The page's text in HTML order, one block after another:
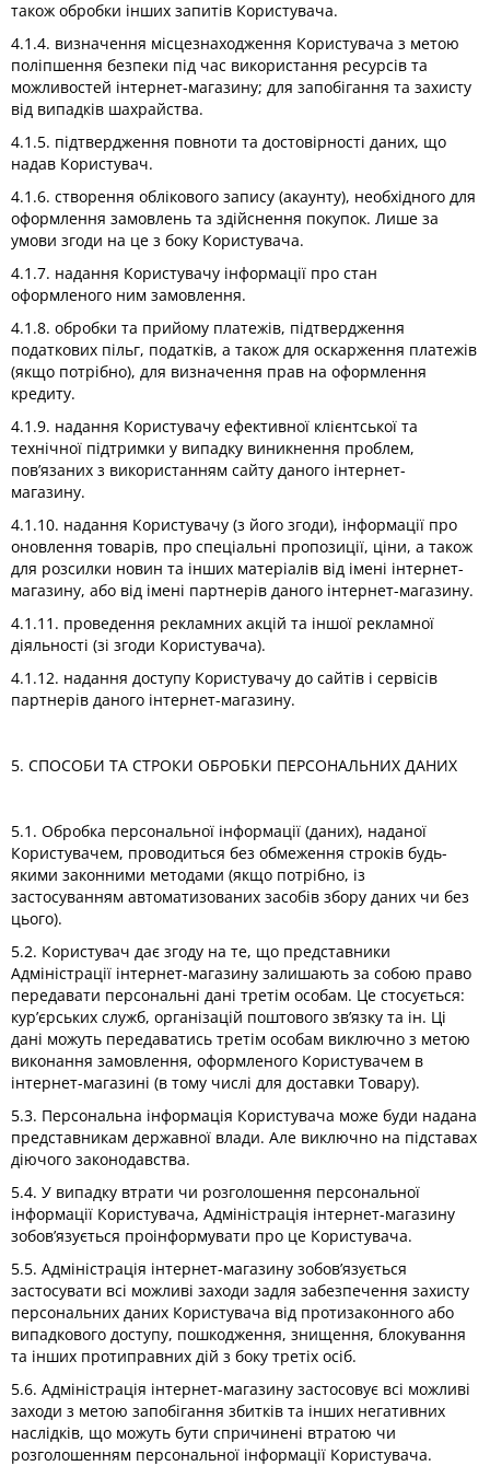
також обробки інших запитів Користувача.
4.1.4. визначення місцезнаходження Користувача з метою
поліпшення безпеки під час використання ресурсів та
можливостей інтернет-магазину; для запобігання та захисту
від випадків шахрайства.
4.1.5. підтвердження повноти та достовірності даних, що
надав Користувач.
4.1.6. створення облікового запису (акаунту), необхідного для
оформлення замовлень та здійснення покупок. Лише за
умови згоди на це з боку Користувача.
4.1.7. надання Користувачу інформації про стан
оформленого ним замовлення.
4.1.8. обробки та прийому платежів, підтвердження
податкових пільг, податків, а також для оскарження платежів
(якщо потрібно), для визначення прав на оформлення
кредиту.
4.1.9. надання Користувачу ефективної клієнтської та
технічної підтримки у випадку виникнення проблем,
пов’язаних з використанням сайту даного інтернет-
магазину.
4.1.10. надання Користувачу (з його згоди), інформації про
оновлення товарів, про спеціальні пропозиції, ціни, а також
для розсилки новин та інших матеріалів від імені інтернет-
магазину, або від імені партнерів даного інтернет-магазину.
4.1.11. проведення рекламних акцій та іншої рекламної
діяльності (зі згоди Користувача).
4.1.12. надання доступу Користувачу до сайтів і сервісів
партнерів даного інтернет-магазину.
5. СПОСОБИ ТА СТРОКИ ОБРОБКИ ПЕРСОНАЛЬНИХ ДАНИХ
5.1. Обробка персональної інформації (даних), наданої
Користувачем, проводиться без обмеження строків будь-
якими законними методами (якщо потрібно, із
застосуванням автоматизованих засобів збору даних чи без
цього).
5.2. Користувач дає згоду на те, що представники
Адміністрації інтернет-магазину залишають за собою право
передавати персональні дані третім особам. Це стосується:
кур’єрських служб, організацій поштового зв’язку та ін. Ці
дані можуть передаватись третім особам виключно з метою
виконання замовлення, оформленого Користувачем в
інтернет-магазині (в тому числі для доставки Товару).
5.3. Персональна інформація Користувача може буди надана
представникам державної влади. Але виключно на підставах
діючого законодавства.
5.4. У випадку втрати чи розголошення персональної
інформації Користувача, Адміністрація інтернет-магазину
зобов’язується проінформувати про це Користувача.
5.5. Адміністрація інтернет-магазину зобов’язується
застосувати всі можливі заходи задля забезпечення захисту
персональних даних Користувача від протизаконного або
випадкового доступу, пошкодження, знищення, блокування
та інших протиправних дій з боку третіх осіб.
5.6. Адміністрація інтернет-магазину застосовує всі можливі
заходи з метою запобігання збитків та інших негативних
наслідків, що можуть бути спричинені втратою чи
розголошенням персональної інформації Користувача.